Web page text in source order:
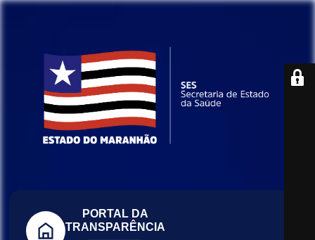
PORTAL DA
TRANSPARÊNCIA